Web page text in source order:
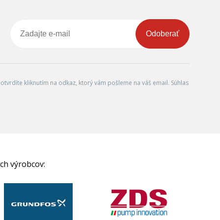
Odoberať
kliknutím na odkaz, ktorý vám pošleme na váš email. Súhlas
výrobcov: